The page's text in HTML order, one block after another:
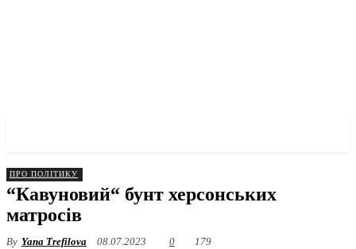
ПРО ПОЛІТИКУ
“Кавуновий“ бунт херсонських
матросів
By Yana Trefilova 08.07.2023 0 179